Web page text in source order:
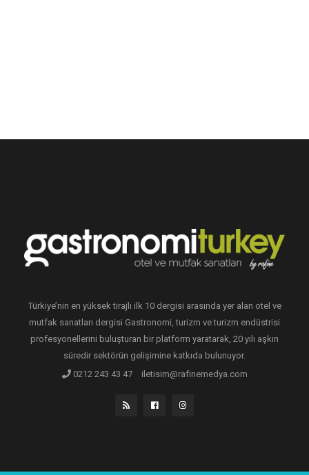
Türkiye’nin en yüksek tirajlı ilk 10 dergisi arasında yer alan otel ve
mutfak sanatları dergisi Gastronomi, turizm ve turizm endüstrisi
profesyonellerini buluşturan bir platform yaratarak, 20 yılı aşkın
süredir sektörün gelişimine katkıda bulunuyor.
0212 243 43 47
iletisim@rafinemedya.com